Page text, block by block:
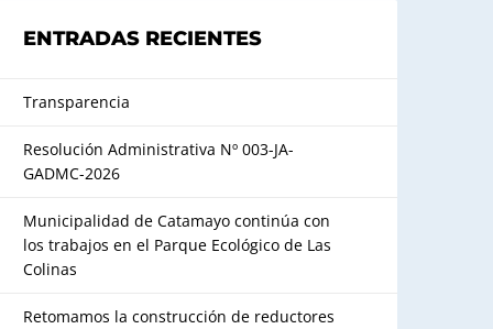
ENTRADAS RECIENTES
Transparencia
Resolución Administrativa Nº 003-JA-
GADMC-2026
Municipalidad de Catamayo continúa con
los trabajos en el Parque Ecológico de Las
Colinas
Retomamos la construcción de reductores